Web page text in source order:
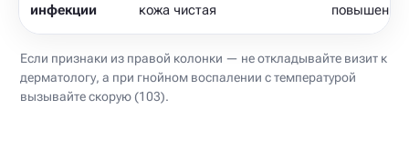
инфекции
кожа чистая
повышение
Если признаки из правой колонки — не откладывайте визит к
дерматологу, а при гнойном воспалении с температурой
вызывайте скорую (103).